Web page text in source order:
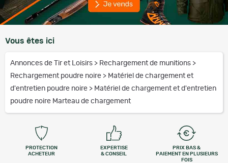
Vous êtes ici
Annonces de Tir et Loisirs > Rechargement de munitions >
Rechargement poudre noire > Matériel de chargement et
d'entretien poudre noire > Matériel de chargement et d'entretien
poudre noire Marteau de chargement
PROTECTION
ACHETEUR
EXPERTISE
& CONSEIL
PRIX BAS &
PAIEMENT EN PLUSIEURS
FOIS